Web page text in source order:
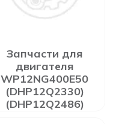
Запчасти для
двигателя
WP12NG400E50
(DHP12Q2330)
(DHP12Q2486)